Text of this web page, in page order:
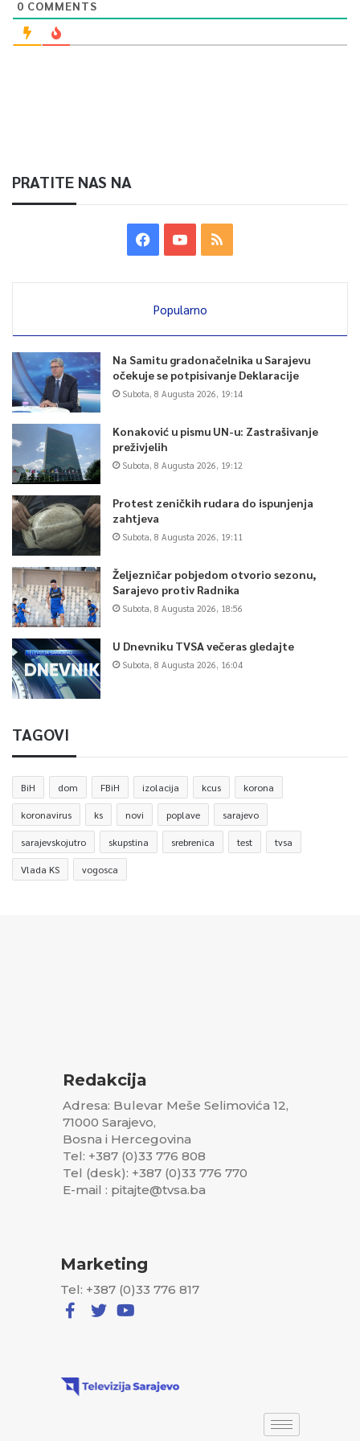
Republike Srbije moraju znati da ulaskom u projekt izgradnje
hidroelektrane „Buk Bijela“ koji nema saglasnost države i koji
0 COMMENTS
PRATITE NAS NA
Popularno
Na Samitu gradonačelnika u Sarajevu
očekuje se potpisivanje Deklaracije
Subota, 8 Augusta 2026, 19:14
Konaković u pismu UN-u: Zastrašivanje
preživjelih
Subota, 8 Augusta 2026, 19:12
Protest zeničkih rudara do ispunjenja
zahtjeva
Subota, 8 Augusta 2026, 19:11
Željezničar pobjedom otvorio sezonu,
Sarajevo protiv Radnika
Subota, 8 Augusta 2026, 18:56
U Dnevniku TVSA večeras gledajte
Subota, 8 Augusta 2026, 16:04
TAGOVI
BiH dom FBiH izolacija kcus korona
koronavirus ks novi poplave sarajevo
sarajevskojutro skupstina srebrenica test tvsa
Vlada KS vogosca
Redakcija
Adresa: Bulevar Meše Selimovića 12,
71000 Sarajevo,
Bosna i Hercegovina
Tel: +387 (0)33 776 808
Tel (desk): +387 (0)33 776 770
E-mail : pitajte@tvsa.ba
Marketing
Tel: +387 (0)33 776 817